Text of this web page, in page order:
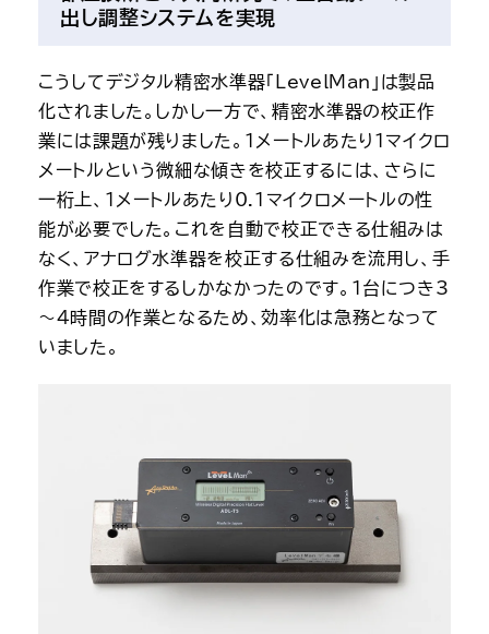
出し調整システムを実現
こうしてデジタル精密水準器「LevelMan」は製品
化されました。しかし一方で、精密水準器の校正作
業には課題が残りました。1メートルあたり1マイクロ
メートルという微細な傾きを校正するには、さらに
一桁上、1メートルあたり0.1マイクロメートルの性
能が必要でした。これを自動で校正できる仕組みは
なく、アナログ水準器を校正する仕組みを流用し、手
作業で校正をするしかなかったのです。1台につき3
～4時間の作業となるため、効率化は急務となって
いました。